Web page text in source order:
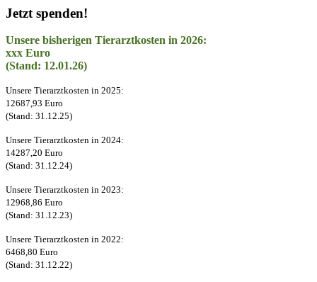
Jetzt spenden!
Unsere bisherigen Tierarztkosten in 2026:
xxx Euro
(Stand: 12.01.26)
Unsere Tierarztkosten in 2025:
12687,93 Euro
(Stand: 31.12.25)
Unsere Tierarztkosten in 2024:
14287,20 Euro
(Stand: 31.12.24)
Unsere Tierarztkosten in 2023:
12968,86 Euro
(Stand: 31.12.23)
Unsere Tierarztkosten in 2022:
6468,80 Euro
(Stand: 31.12.22)